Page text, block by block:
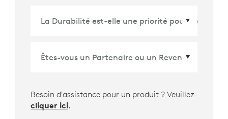
Besoin d'assistance pour un produit ? Veuillez
cliquer ici.